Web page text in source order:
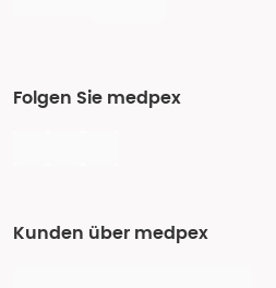
Folgen Sie medpex
Kunden über medpex